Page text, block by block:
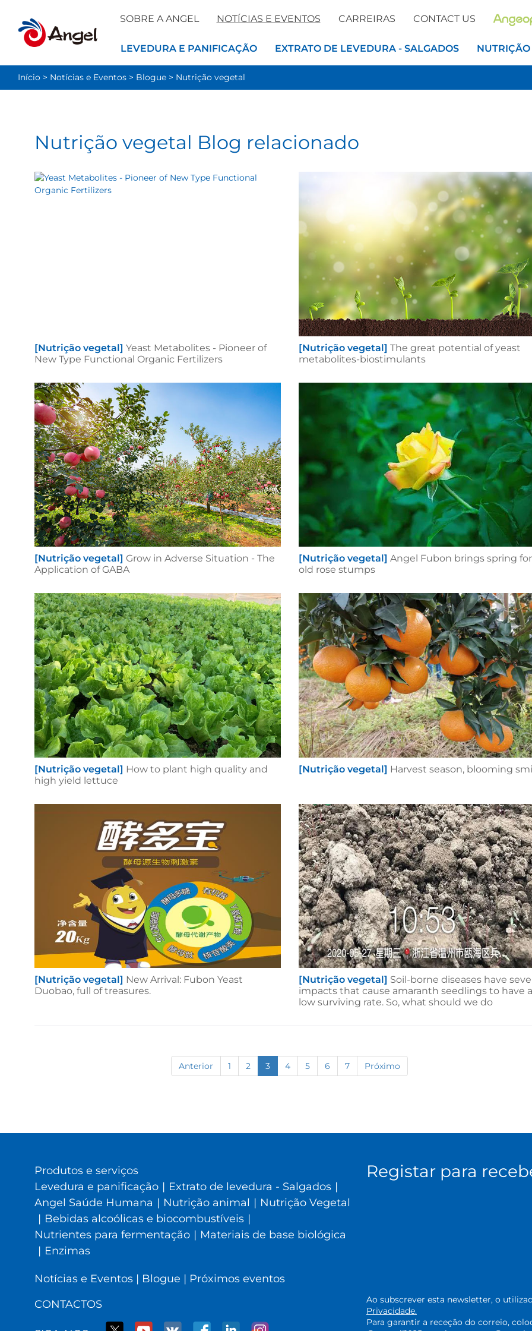
SOBRE A ANGEL NOTÍCIAS E EVENTOS CARREIRAS CONTACT US
LEVEDURA E PANIFICAÇÃO EXTRATO DE LEVEDURA - SALGADOS
Início > Notícias e Eventos > Blogue > Nutrição vegetal
Nutrição vegetal Blog relacionado
[Nutrição vegetal] Yeast Metabolites - Pioneer of
New Type Functional Organic Fertilizers
[Nutrição vegetal] The great potential of yeast
metabolites-biostimulants
[Nutrição vegetal] Grow in Adverse Situation - The
Application of GABA
[Nutrição vegetal] Angel Fubon brings spring for
old rose stumps
[Nutrição vegetal] How to plant high quality and
high yield lettuce
[Nutrição vegetal] Harvest season, blooming
[Nutrição vegetal] New Arrival: Fubon Yeast
Duobao, full of treasures.
[Nutrição vegetal] Soil-borne diseases have
impacts that cause amaranth seedlings to have a
low surviving rate. So, what should we do
Anterior 1 2 3 4 5 6 7 Próximo
Produtos e serviços
Levedura e panificação | Extrato de levedura - Salgados |
Angel Saúde Humana | Nutrição animal | Nutrição Vegetal
| Bebidas alcoólicas e biocombustíveis |
Nutrientes para fermentação | Materiais de base biológica
| Enzimas
Notícias e Eventos | Blogue | Próximos eventos
CONTACTOS
Registar para
Ao subscrever esta newsletter, o
Privacidade.
Para garantir a receção do correio,